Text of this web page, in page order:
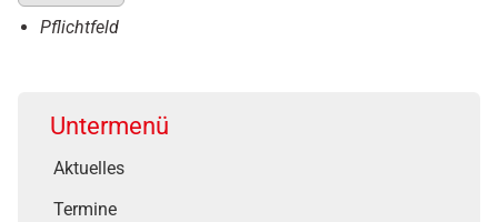
Pflichtfeld
Untermenü
Aktuelles
Termine